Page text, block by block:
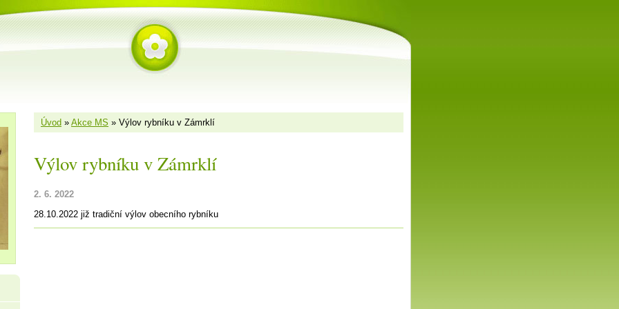
Úvod » Akce MS » Výlov rybníku v Zámrklí
Výlov rybníku v Zámrklí
2. 6. 2022
28.10.2022 již tradiční výlov obecního rybníku